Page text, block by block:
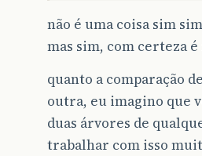
não é uma coisa sim
mas sim, com certeza
quanto a comparação
outra, eu imagino que
duas árvores de
trabalhar com isso